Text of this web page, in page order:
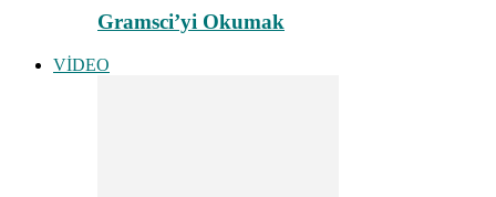
Gramsci’yi Okumak
VİDEO